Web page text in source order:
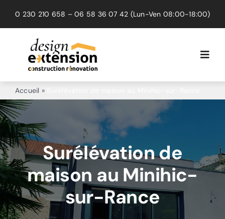
0 230 210 658 –06 58 36 07 42 (Lun-Ven 08:00-18:00)
Extension
Rénovation
Surélévation
Réalisations
Avis clients
Accueil »
Surélévation de
maison au Minihic-
sur-Rance